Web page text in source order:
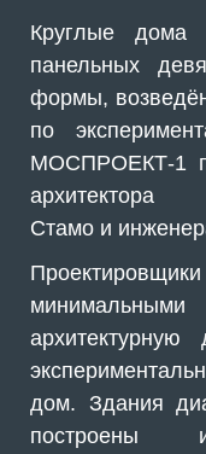
Круглые
панельных
формы,
по
МОСПРОЕКТ-1
Стамо и
дом. Здания
построены